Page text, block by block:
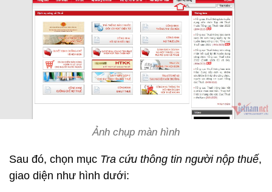
Ảnh chụp màn hình
Sau đó, chọn mục Tra cứu thông tin người nộp thuế,
giao diện như hình dưới: